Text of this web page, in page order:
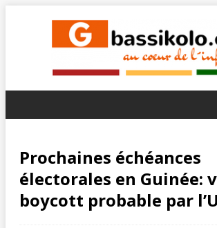
Prochaines échéances
électorales en Guinée:
boycott probable par